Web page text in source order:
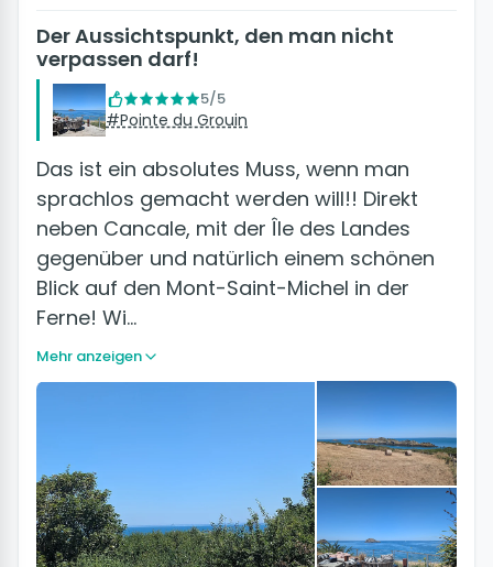
Der Aussichtspunkt, den man nicht
verpassen darf!
5/5
#Pointe du Grouin
Das ist ein absolutes Muss, wenn man
sprachlos gemacht werden will!! Direkt
neben Cancale, mit der Île des Landes
gegenüber und natürlich einem schönen
Blick auf den Mont-Saint-Michel in der
Ferne! Wi…
Mehr anzeigen